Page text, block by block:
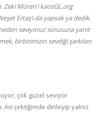
Müren’i kaosGL.org
Ertaş’ı da yapsak ya dedik.
neden seviyoruz sorusuna yanıt
birbirimizin sevdiği şarkıları
çok güzel seviyor
Acı çektiğimde dinleyip yalnız